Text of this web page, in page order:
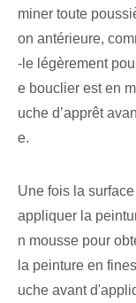
miner toute
on antérieure,
-le légèrement
e bouclier est en
uche d’apprêt
e.
Une fois la
appliquer la
n mousse pour
la peinture en
uche avant